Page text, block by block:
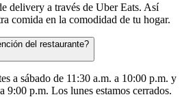
delivery a través de Uber Eats. Así
comida en la comodidad de tu hogar.
del restaurante?
a sábado de 11:30 a.m. a 10:00 p.m. y
9:00 p.m. Los lunes estamos cerrados.